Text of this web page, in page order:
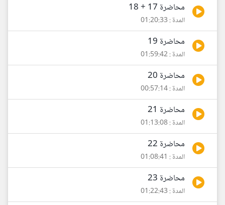
محاضرة 17 + 18
المدة : 01:20:33
محاضرة 19
المدة : 01:59:42
محاضرة 20
المدة : 00:57:14
محاضرة 21
المدة : 01:13:08
محاضرة 22
المدة : 01:08:41
محاضرة 23
المدة : 01:22:43